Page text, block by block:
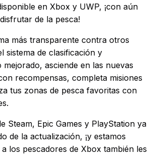
en Xbox y UWP, ¡con aún
de la pesca!
más transparente contra otros
sistema de clasificación y
mejorado, asciende en las nuevas
recompensas, completa misiones
tus zonas de pesca favoritas con
Steam, Epic Games y PlayStation ya
de la actualización, ¡y estamos
los pescadores de Xbox también les